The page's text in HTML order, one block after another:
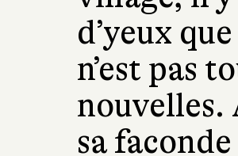
d’yeux
n’est pas
nouvelles.
sa